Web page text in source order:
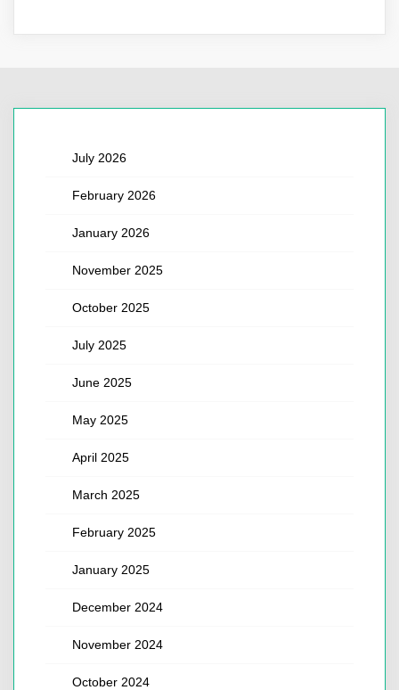
July 2026
February 2026
January 2026
November 2025
October 2025
July 2025
June 2025
May 2025
April 2025
March 2025
February 2025
January 2025
December 2024
November 2024
October 2024